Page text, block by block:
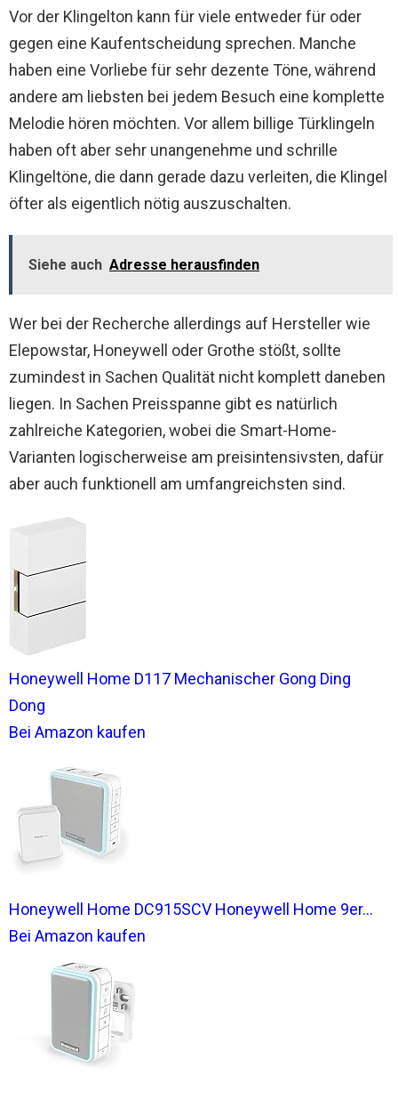
Vor der Klingelton kann für viele entweder für oder
gegen eine Kaufentscheidung sprechen. Manche
haben eine Vorliebe für sehr dezente Töne, während
andere am liebsten bei jedem Besuch eine komplette
Melodie hören möchten. Vor allem billige Türklingeln
haben oft aber sehr unangenehme und schrille
Klingeltöne, die dann gerade dazu verleiten, die Klingel
öfter als eigentlich nötig auszuschalten.
Siehe auch Adresse herausfinden
Wer bei der Recherche allerdings auf Hersteller wie
Elepowstar, Honeywell oder Grothe stößt, sollte
zumindest in Sachen Qualität nicht komplett daneben
liegen. In Sachen Preisspanne gibt es natürlich
zahlreiche Kategorien, wobei die Smart-Home-
Varianten logischerweise am preisintensivsten, dafür
aber auch funktionell am umfangreichsten sind.
Honeywell Home D117 Mechanischer Gong Ding
Dong
Bei Amazon kaufen
Honeywell Home DC915SCV Honeywell Home 9er...
Bei Amazon kaufen